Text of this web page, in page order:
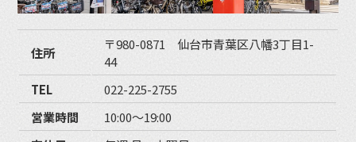
住所
〒980-0871 仙台市青葉区八幡3丁目1-
44
TEL
022-225-2755
営業時間
10:00〜19:00